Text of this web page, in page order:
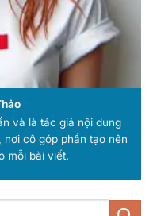
và là tác giả nội dung
nơi cô góp phần tạo nên
mỗi bài viết.